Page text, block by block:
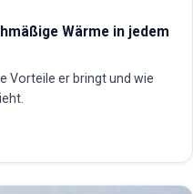
Wärme in jedem
Vorteile er bringt und wie